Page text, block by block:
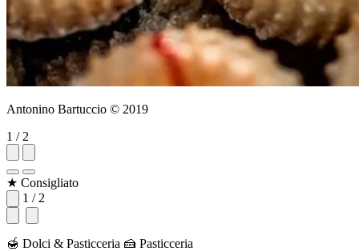
Antonino Bartuccio © 2019
1 / 2
★ Consigliato
1 / 2
🍯 Dolci & Pasticceria 🍰 Pasticceria